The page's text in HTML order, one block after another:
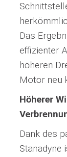
Das
effizienter
höheren
Motor neu
Höherer
Dank des
Stanadyne